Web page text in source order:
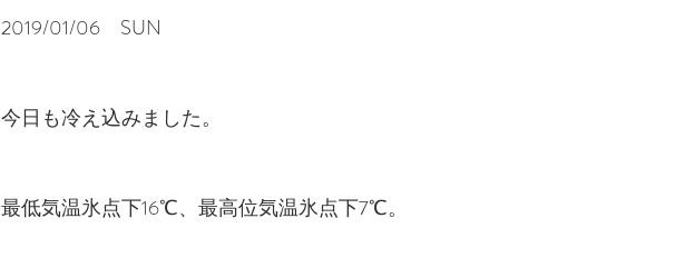
2019/01/06　SUN
今日も冷え込みました。
最低気温氷点下16℃、最高位気温氷点下7℃。